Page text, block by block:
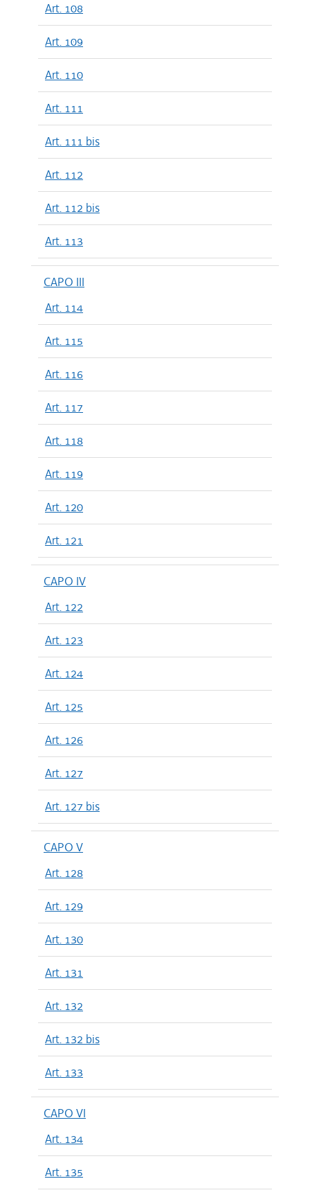
Art. 108
Art. 109
Art. 110
Art. 111
Art. 111 bis
Art. 112
Art. 112 bis
Art. 113
CAPO III
Art. 114
Art. 115
Art. 116
Art. 117
Art. 118
Art. 119
Art. 120
Art. 121
CAPO IV
Art. 122
Art. 123
Art. 124
Art. 125
Art. 126
Art. 127
Art. 127 bis
CAPO V
Art. 128
Art. 129
Art. 130
Art. 131
Art. 132
Art. 132 bis
Art. 133
CAPO VI
Art. 134
Art. 135